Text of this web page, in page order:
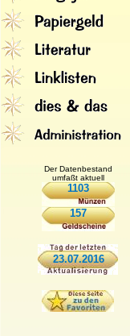
Der Datenbestand
umfaßt aktuell
1103
157
23.07.2016